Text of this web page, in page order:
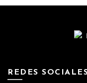
REDES